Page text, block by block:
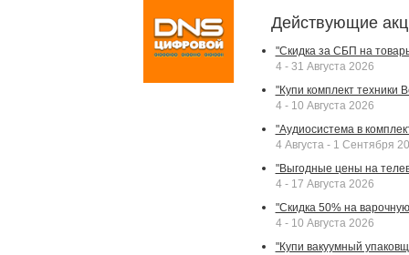
Действующие
"Скидка за СБП на
4 - 31 Августа 2026
"Купи комплект техники
4 - 10 Августа 2026
"Аудиосистема в
4 Августа - 1 Сентября
"Выгодные цены на
4 - 17 Августа 2026
"Скидка 50% на
4 - 10 Августа 2026
"Купи вакуумный